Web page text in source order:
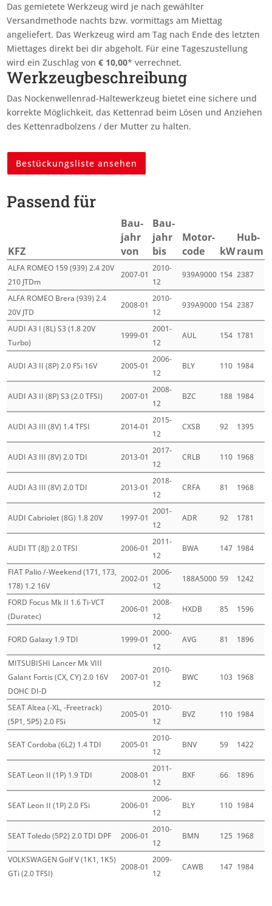
Das gemietete Werkzeug wird je nach gewählter
Versandmethode nachts bzw. vormittags am Miettag
angeliefert. Das Werkzeug wird am Tag nach Ende des letzten
Miettagesdirekt bei dir abgeholt. Für eine Tageszustellung
wird ein Zuschlag von€ 10,00* verrechnet.
Werkzeugbeschreibung
Das Nockenwellenrad-Haltewerkzeug bietet eine sichere und
korrekte Möglichkeit, das Kettenrad beim Lösen und Anziehen
des Kettenradbolzens / der Mutter zu halten.
Bestückungsliste ansehen
Passend für
KFZ
Bau­
jahr
von
Bau­
jahr
bis
Motor­
code
kW
Hub­
raum
ALFA ROMEO 159 (939) 2.4 20V
210 JTDm
2007-01
2010-
12
939A9000 154 2387
ALFA ROMEO Brera (939) 2.4
20V JTD
2008-01
2010-
12
939A9000 154 2387
AUDI A3 I (8L) S3 (1.8 20V
Turbo)
1999-01
2001-
12
AUL 154 1781
AUDI A3 II (8P) 2.0 FSi 16V 2005-01
2006-
12
BLY 110 1984
AUDI A3 II (8P) S3 (2.0 TFSI) 2007-01
2008-
12
BZC 188 1984
AUDI A3 III (8V) 1.4 TFSI 2014-01
2015-
12
CXSB 92 1395
AUDI A3 III (8V) 2.0 TDI 2013-01
2017-
12
CRLB 110 1968
AUDI A3 III (8V) 2.0 TDI 2013-01
2018-
12
CRFA 81 1968
AUDI Cabriolet (8G) 1.8 20V 1997-01
2001-
12
ADR 92 1781
AUDI TT (8J) 2.0 TFSI 2006-01
2011-
12
BWA 147 1984
FIAT Palio /-Weekend (171, 173,
178) 1.2 16V
2002-01
2006-
12
188A5000 59 1242
FORD Focus Mk II 1.6 Ti-VCT
(Duratec)
2006-01
2008-
12
HXDB 85 1596
FORD Galaxy 1.9 TDI 1999-01
2000-
12
AVG 81 1896
MITSUBISHI Lancer Mk VIII
Galant Fortis (CX, CY) 2.0 16V
DOHC DI-D
2007-01
2010-
12
BWC 103 1968
SEAT Altea (-XL, -Freetrack)
(5P1, 5P5) 2.0 FSi
2005-01
2010-
12
BVZ 110 1984
SEAT Cordoba (6L2) 1.4 TDI 2005-01
2010-
12
BNV 59 1422
SEAT Leon II (1P) 1.9 TDI 2008-01
2011-
12
BXF 66 1896
SEAT Leon II (1P) 2.0 FSi 2006-01
2006-
12
BLY 110 1984
SEAT Toledo (5P2) 2.0 TDI DPF 2006-01
2010-
12
BMN 125 1968
VOLKSWAGEN Golf V (1K1, 1K5)
GTi (2.0 TFSI)
2008-01
2009-
12
CAWB 147 1984